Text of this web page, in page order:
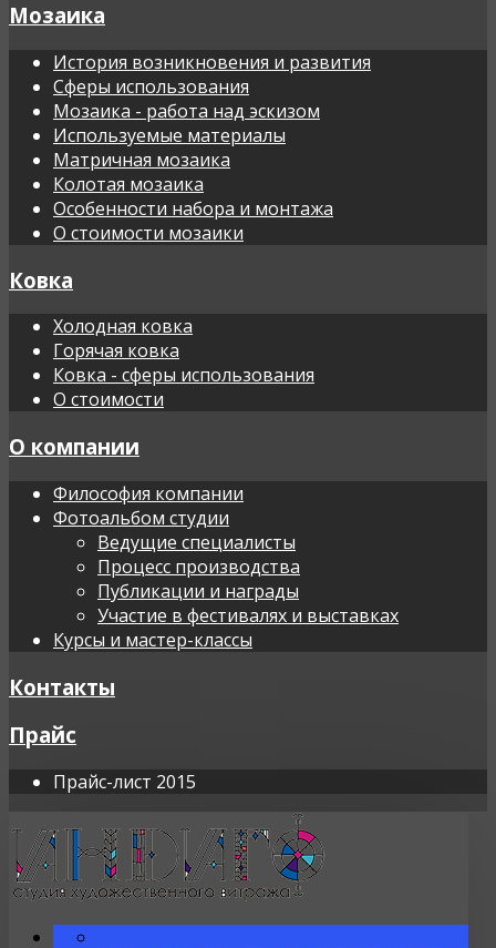
Мозаика
История возникновения и развития
Сферы использования
Мозаика - работа над эскизом
Используемые материалы
Матричная мозаика
Колотая мозаика
Особенности набора и монтажа
О стоимости мозаики
Ковка
Холодная ковка
Горячая ковка
Ковка - сферы использования
О стоимости
О компании
Философия компании
Фотоальбом студии
Ведущие специалисты
Процесс производства
Публикации и награды
Участие в фестивалях и выставках
Курсы и мастер-классы
Контакты
Прайс
Прайс-лист 2015